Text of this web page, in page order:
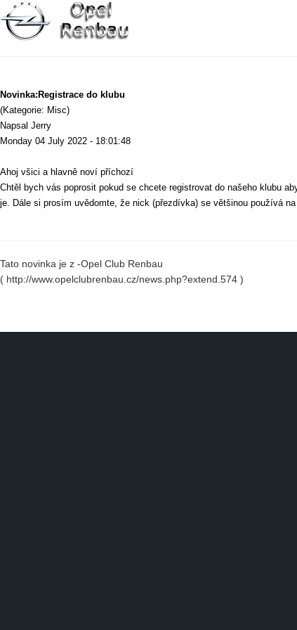
Novinka:Registrace do klubu
(Kategorie: Misc)
Napsal Jerry
Monday 04 July 2022 - 18:01:48
Ahoj všici a hlavně noví příchozí
Chtěl bych vás poprosit pokud se chcete registrovat do našeho klubu
je. Dále si prosím uvědomte, že nick (přezdívka) se většinou používá
Tato novinka je z -Opel Club Renbau
( http://www.opelclubrenbau.cz/news.php?extend.574 )